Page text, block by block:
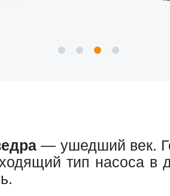
— ушедший век.
тип насоса